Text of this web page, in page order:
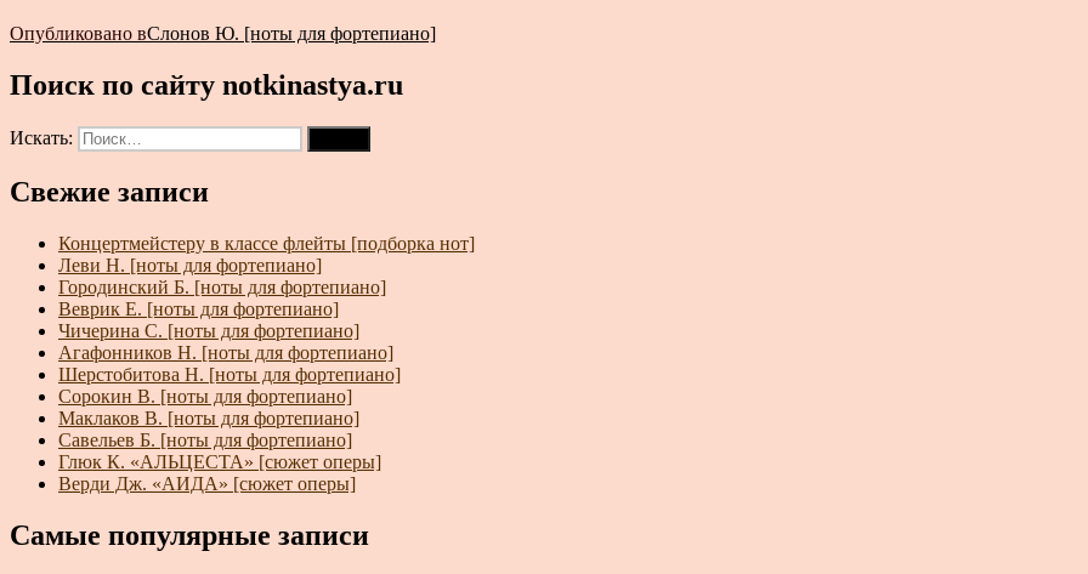
Опубликовано вСлонов Ю. [ноты для фортепиано]
Поиск по сайту notkinastya.ru
Искать:
Свежие записи
Концертмейстеру в классе флейты [подборка нот]
Леви Н. [ноты для фортепиано]
Городинский Б. [ноты для фортепиано]
Веврик Е. [ноты для фортепиано]
Чичерина С. [ноты для фортепиано]
Агафонников Н. [ноты для фортепиано]
Шерстобитова Н. [ноты для фортепиано]
Сорокин В. [ноты для фортепиано]
Маклаков В. [ноты для фортепиано]
Савельев Б. [ноты для фортепиано]
Глюк К. «АЛЬЦЕСТА» [сюжет оперы]
Верди Дж. «АИДА» [сюжет оперы]
Самые популярные записи